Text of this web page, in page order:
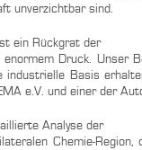
unverzichtbar sind.
ein Rückgrat der
Druck. Unser
industrielle Basis
e.V. und einer der
Analyse der
Chemie-